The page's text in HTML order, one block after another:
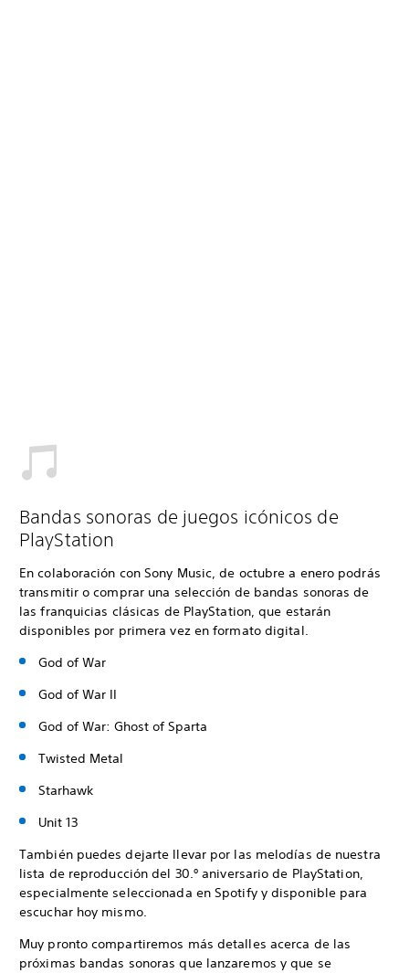
Bandas sonoras de juegos icónicos de
PlayStation
En colaboración con Sony Music, de octubre a enero podrás
transmitir o comprar una selección de bandas sonoras de
las franquicias clásicas de PlayStation, que estarán
disponibles por primera vez en formato digital.
God of War
God of War II
God of War: Ghost of Sparta
Twisted Metal
Starhawk
Unit 13
También puedes dejarte llevar por las melodías de nuestra
lista de reproducción del 30.º aniversario de PlayStation,
especialmente seleccionada en Spotify y disponible para
escuchar hoy mismo.
Muy pronto compartiremos más detalles acerca de las
próximas bandas sonoras que lanzaremos y que se